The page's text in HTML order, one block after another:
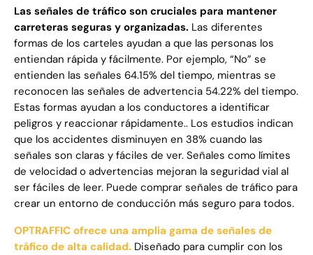
Las señales de tráfico son cruciales para mantener
carreteras seguras y organizadas. Las diferentes
formas de los carteles ayudan a que las personas los
entiendan rápida y fácilmente. Por ejemplo, “No” se
entienden las señales 64.15% del tiempo, mientras se
reconocen las señales de advertencia 54.22% del tiempo.
Estas formas ayudan a los conductores a identificar
peligros y reaccionar rápidamente.. Los estudios indican
que los accidentes disminuyen en 38% cuando las
señales son claras y fáciles de ver. Señales como límites
de velocidad o advertencias mejoran la seguridad vial al
ser fáciles de leer. Puede comprar señales de tráfico para
crear un entorno de conducción más seguro para todos.
OPTRAFFIC ofrece una amplia gama de señales de
tráfico de alta calidad. Diseñado para cumplir con los